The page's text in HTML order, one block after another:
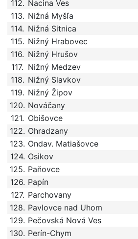
112. Nacina Ves
113. Nižná Myšľa
114. Nižná Sitnica
115. Nižný Hrabovec
116. Nižný Hrušov
117. Nižný Medzev
118. Nižný Slavkov
119. Nižný Žipov
120. Nováčany
121. Obišovce
122. Ohradzany
123. Ondav. Matiašovce
124. Osikov
125. Paňovce
126. Papín
127. Parchovany
128. Pavlovce nad Uhom
129. Pečovská Nová Ves
130. Perín-Chym